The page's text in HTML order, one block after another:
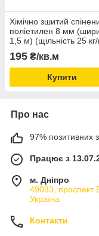
Хімічно зшитий
поліетилен 8 мм
1,5 м) (щільність 25
195 ₴/кв.м
Купити
Про нас
97% позитивних з
Працює з
м. Дніпро
49033, проспект
Україна
Контакти